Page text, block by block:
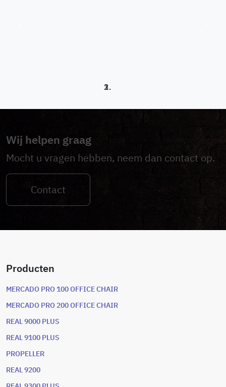
Wij helpen graag
Mocht u vragen hebben, neem dan contact op.
Contact
Producten
MERCADO PRO 100 OFFICE CHAIR
MERCADO PRO 200 OFFICE CHAIR
REAL 9000 PLUS
REAL 9100 PLUS
PROPELLER
REAL 9200